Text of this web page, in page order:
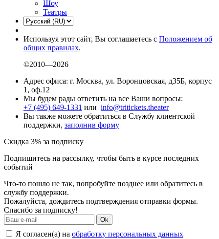
Шоу
Театры
Используя этот сайт, Вы соглашаетесь с Положением об
общих правилах.
©2010—2026
Адрес офиса: г. Москва, ул. Воронцовская, д35Б, корпус
1, оф.12
Мы будем рады ответить на все Ваши вопросы:
+7 (495) 649-1331 или info@tritickets.theater
Вы также можете обратиться в Службу клиентской
поддержки, заполнив форму
Скидка 3% за подписку
Подпишитесь на рассылку, чтобы быть в курсе последних
событий
Что-то пошло не так, попробуйте позднее или обратитесь в
службу поддержки.
Пожалуйста, дождитесь подтверждения отправки формы.
Спасибо за подписку!
Ok
Я согласен(а) на обработку персональных данных